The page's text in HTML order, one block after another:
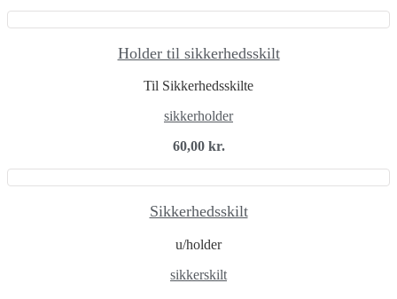
Holder til sikkerhedsskilt
Til Sikkerhedsskilte
sikkerholder
60,00 kr.
Sikkerhedsskilt
u/holder
sikkerskilt